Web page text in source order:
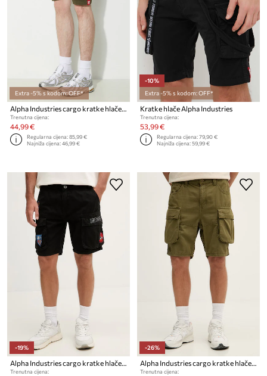
Extra -5% s kodom: OFF*
Alpha Industries cargo kratke hlače za muškarce od pamuka s elastanom Airman
Trenutna cijena:
44,99 €
Regularna cijena:85,99 €
Najniža cijena:46,99 €
-10%
Extra -5% s kodom: OFF*
Kratke hlače Alpha Industries
Trenutna cijena:
53,99 €
Regularna cijena:79,90 €
Najniža cijena:59,99 €
-19%
Alpha Industries cargo kratke hlače za muškarce od pamuka Flying Tigers Shorts
Trenutna cijena:
-26%
Alpha Industries cargo kratke hlače za muškarce od pamuka
Trenutna cijena: